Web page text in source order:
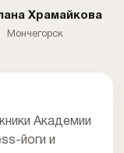
Храмайкова
Мончегорск
Академии
йоги и